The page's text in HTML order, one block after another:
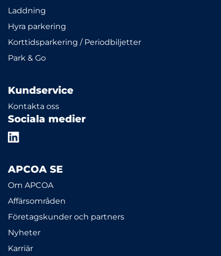
Laddning
Hyra parkering
Korttidsparkering / Periodbiljetter
Park & Go
Kundservice
Kontakta oss
Sociala medier
APCOA SE
Om APCOA
Affärsområden
Företagskunder och partners
Nyheter
Karriär